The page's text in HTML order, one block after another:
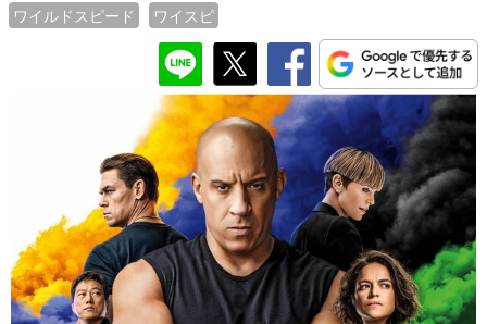
ワイルドスピード
ワイスピ